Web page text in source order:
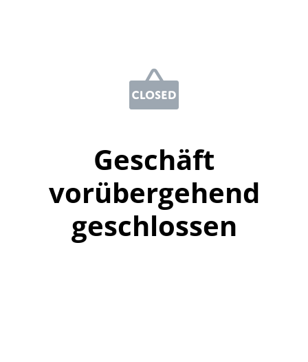
Geschäft
vorübergehend
geschlossen